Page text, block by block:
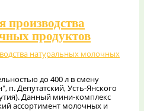
продуктов
до 400 л в смену
п. Депутатский, Усть-Янского
Данный мини-комплекс
ассортимент молочных и